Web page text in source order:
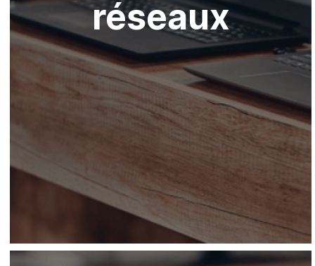
réseaux